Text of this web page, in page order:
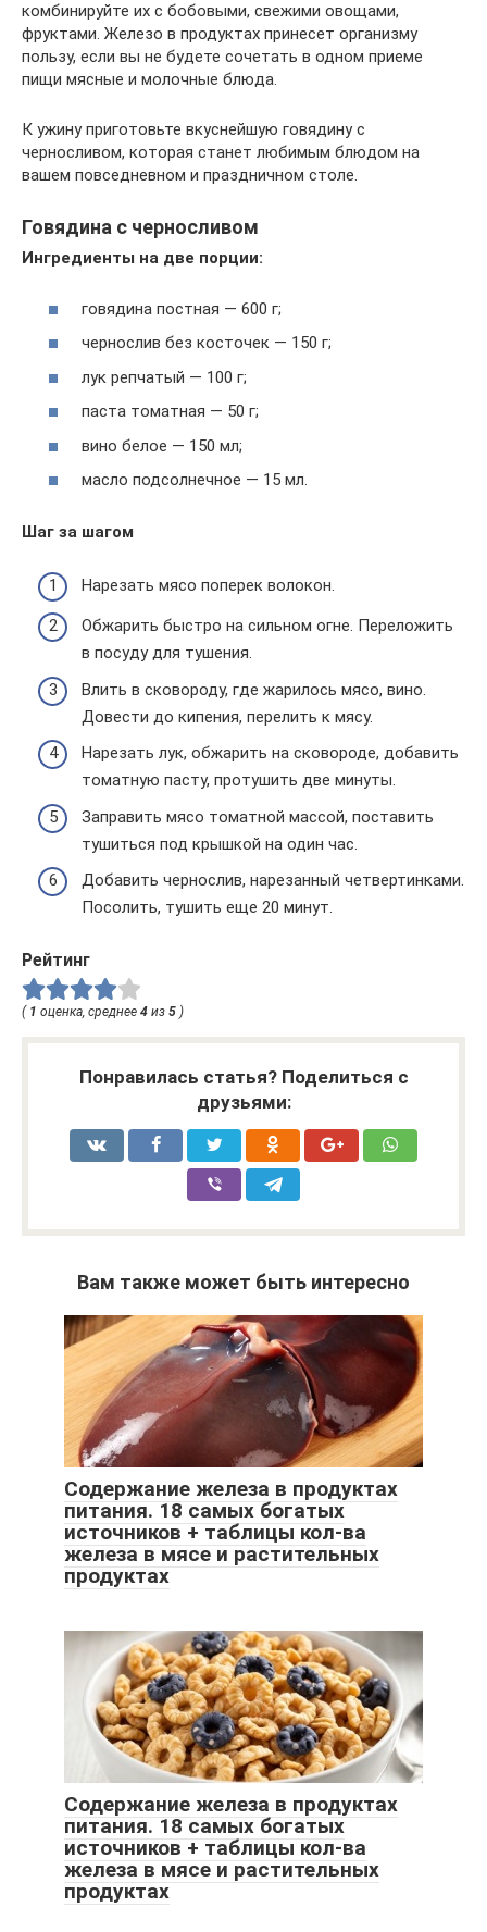
комбинируйте их с бобовыми, свежими овощами,
фруктами. Железо в продуктах принесет организму
пользу, если вы не будете сочетать в одном приеме
пищи мясные и молочные блюда.
К ужину приготовьте вкуснейшую говядину с
черносливом, которая станет любимым блюдом на
вашем повседневном и праздничном столе.
Говядина с черносливом
Ингредиенты на две порции:
говядина постная — 600 г;
чернослив без косточек — 150 г;
лук репчатый — 100 г;
паста томатная — 50 г;
вино белое — 150 мл;
масло подсолнечное — 15 мл.
Шаг за шагом
Нарезать мясо поперек волокон.
Обжарить быстро на сильном огне. Переложить
в посуду для тушения.
Влить в сковороду, где жарилось мясо, вино.
Довести до кипения, перелить к мясу.
Нарезать лук, обжарить на сковороде, добавить
томатную пасту, протушить две минуты.
Заправить мясо томатной массой, поставить
тушиться под крышкой на один час.
Добавить чернослив, нарезанный четвертинками.
Посолить, тушить еще 20 минут.
Рейтинг
( 1 оценка, среднее 4 из 5 )
Понравилась статья? Поделиться с
друзьями:
Вам также может быть интересно
Содержание железа в продуктах
питания. 18 самых богатых
источников + таблицы кол-ва
железа в мясе и растительных
продуктах
Содержание железа в продуктах
питания. 18 самых богатых
источников + таблицы кол-ва
железа в мясе и растительных
продуктах